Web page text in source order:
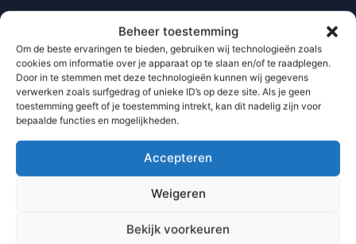
Beheer toestemming
Om de beste ervaringen te bieden, gebruiken wij technologieën zoals
cookies om informatie over je apparaat op te slaan en/of te raadplegen.
Door in te stemmen met deze technologieën kunnen wij gegevens
verwerken zoals surfgedrag of unieke ID’s op deze site. Als je geen
toestemming geeft of je toestemming intrekt, kan dit nadelig zijn voor
bepaalde functies en mogelijkheden.
Accepteren
Weigeren
Bekijk voorkeuren